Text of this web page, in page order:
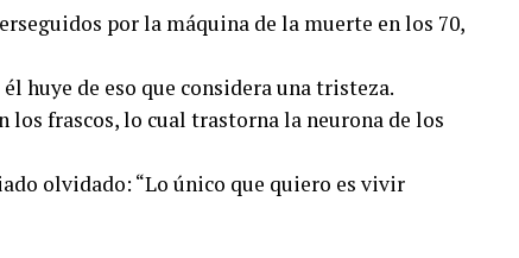
por la máquina de la muerte en los 70,
huye de eso que considera una tristeza.
los frascos, lo cual trastorna la neurona de los
olvidado: “Lo único que quiero es vivir